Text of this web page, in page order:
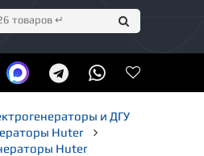
и ДГУ
Huter
Huter